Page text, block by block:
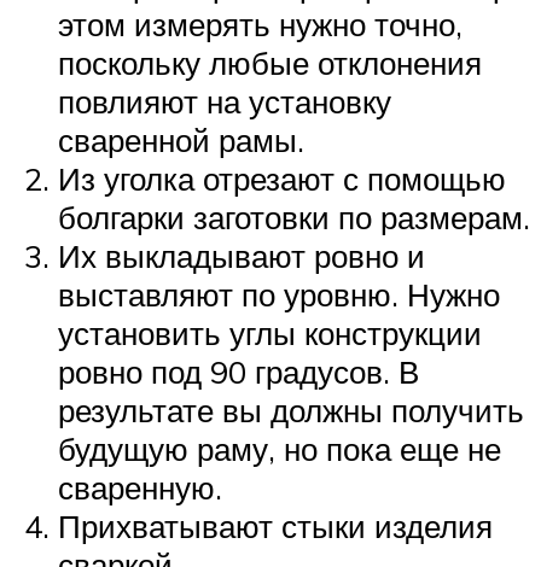
этом измерять нужно точно,
поскольку любые отклонения
повлияют на установку
сваренной рамы.
Из уголка отрезают с помощью
болгарки заготовки по размерам.
Их выкладывают ровно и
выставляют по уровню. Нужно
установить углы конструкции
ровно под 90 градусов. В
результате вы должны получить
будущую раму, но пока еще не
сваренную.
Прихватывают стыки изделия